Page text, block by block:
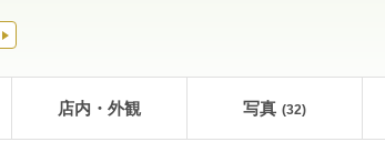
店内・外観 写真 (32)